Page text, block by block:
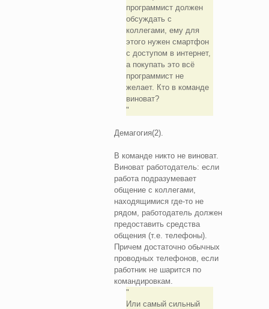
программист должен
обсуждать с
коллегами, ему для
этого нужен смартфон
с доступом в интернет,
а покупать это всё
программист не
желает. Кто в команде
виноват?
Демагогия(2).
В команде никто не виноват.
Виноват работодатель: если
работа подразумевает
общение с коллегами,
находящимися где-то не
рядом, работодатель должен
предоставить средства
общения (т.е. телефоны).
Причем достаточно обычных
проводных телефонов, если
работник не шарится по
командировкам.
Или самый сильный